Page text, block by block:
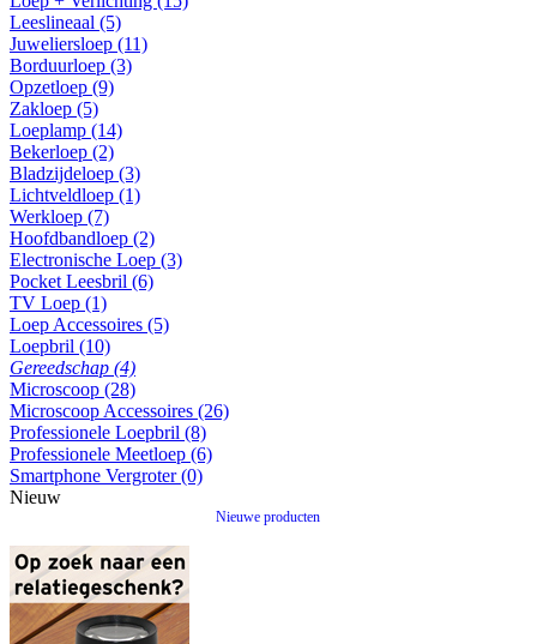
Leeslineaal (5)
Juweliersloep (11)
Borduurloep (3)
Opzetloep (9)
Zakloep (5)
Loeplamp (14)
Bekerloep (2)
Bladzijdeloep (3)
Lichtveldloep (1)
Werkloep (7)
Hoofdbandloep (2)
Electronische Loep (3)
Pocket Leesbril (6)
TV Loep (1)
Loep Accessoires (5)
Loepbril (10)
Gereedschap (4)
Microscoop (28)
Microscoop Accessoires (26)
Professionele Loepbril (8)
Professionele Meetloep (6)
Smartphone Vergroter (0)
Nieuw
Nieuwe producten